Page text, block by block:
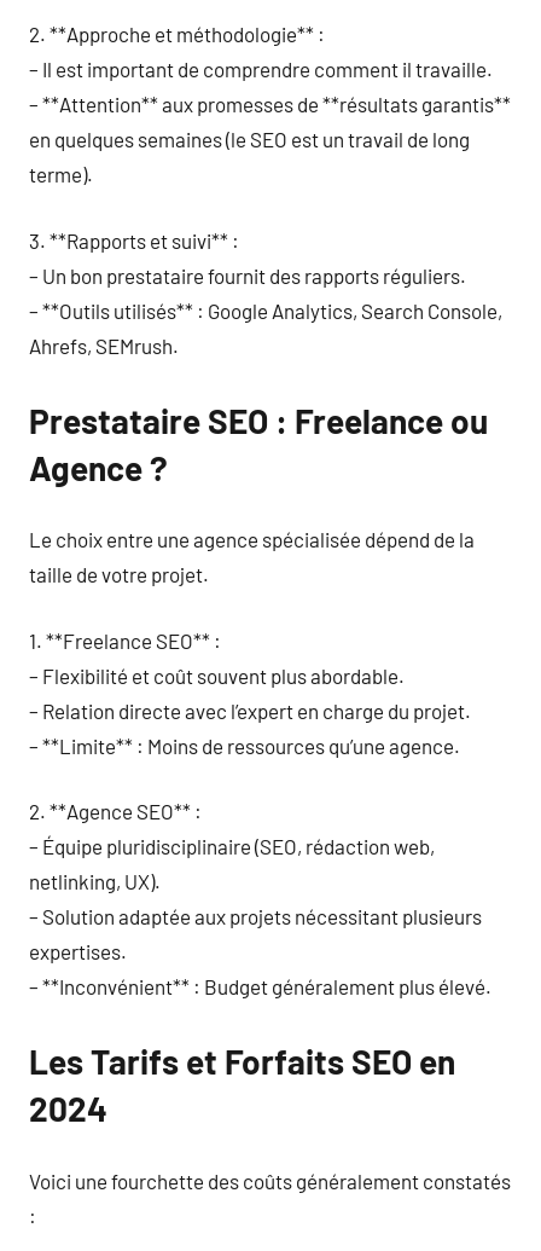
2. **Approche et méthodologie** :
– Il est important de comprendre comment il travaille.
– **Attention** aux promesses de **résultats garantis**
en quelques semaines (le SEO est un travail de long
terme).
3. **Rapports et suivi** :
– Un bon prestataire fournit des rapports réguliers.
– **Outils utilisés** : Google Analytics, Search Console,
Ahrefs, SEMrush.
Prestataire SEO : Freelance ou
Agence ?
Le choix entre une agence spécialisée dépend de la
taille de votre projet.
1. **Freelance SEO** :
– Flexibilité et coût souvent plus abordable.
– Relation directe avec l’expert en charge du projet.
– **Limite** : Moins de ressources qu’une agence.
2. **Agence SEO** :
– Équipe pluridisciplinaire (SEO, rédaction web,
netlinking, UX).
– Solution adaptée aux projets nécessitant plusieurs
expertises.
– **Inconvénient** : Budget généralement plus élevé.
Les Tarifs et Forfaits SEO en
2024
Voici une fourchette des coûts généralement constatés
: